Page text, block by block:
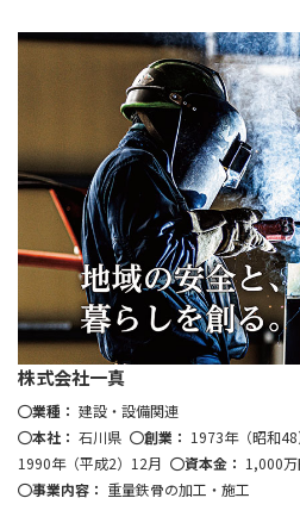
株式会社一真
業種： 建設・設備関連
本社： 石川県 創業： 1973年（昭和48
1990年（平成2）12月
資本金： 1,000
事業内容： 重量鉄骨の加工・施工